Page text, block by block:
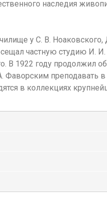
наследия
у С. В. Ноаковского,
частную студию И.
В 1922 году продолжил
преподавать в
в коллекциях